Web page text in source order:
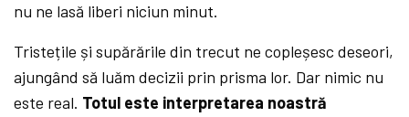
nu ne lasă liberi niciun minut.
Tristețile și supărările din trecut ne copleșesc deseori,
ajungând să luăm decizii prin prisma lor. Dar nimic nu
este real. Totul este interpretarea noastră